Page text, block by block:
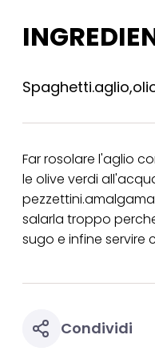
Far rosolare l'aglio
le olive verdi
salarla troppo
sugo e infine servire
Condividi